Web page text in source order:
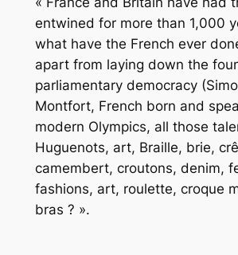
entwined for more than 1,000
what have the French ever
apart from laying down the
parliamentary democracy
Montfort, French born and
modern Olympics, all those
Huguenots, art, Braille, brie,
camembert, croutons, denim,
fashions, art, roulette, croque
bras ? ».